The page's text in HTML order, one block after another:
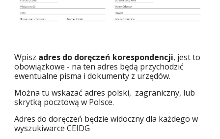
Wpisz adres do doręczeń korespondencji, jest to
obowiązkowe - na ten adres będą przychodzić
ewentualne pisma i dokumenty z urzędów.
Można tu wskazać adres polski, zagraniczny, lub
skrytką pocztową w Polsce.
Adres do doręczeń będzie widoczny dla każdego w
wyszukiwarce CEIDG